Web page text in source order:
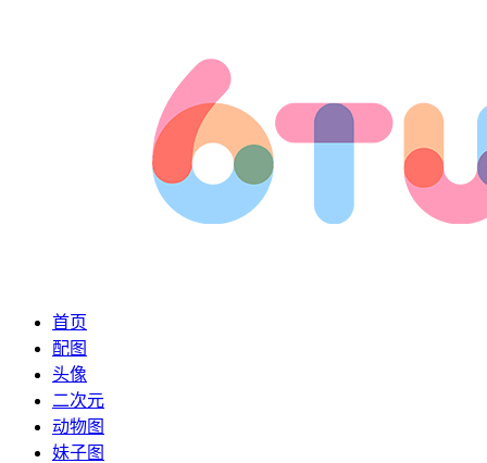
首页
配图
头像
二次元
动物图
妹子图